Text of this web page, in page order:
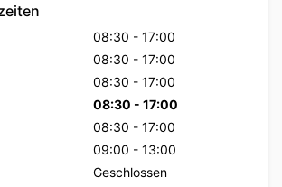
08:30 - 17:00
08:30 - 17:00
08:30 - 17:00
08:30 - 17:00
08:30 - 17:00
09:00 - 13:00
Geschlossen